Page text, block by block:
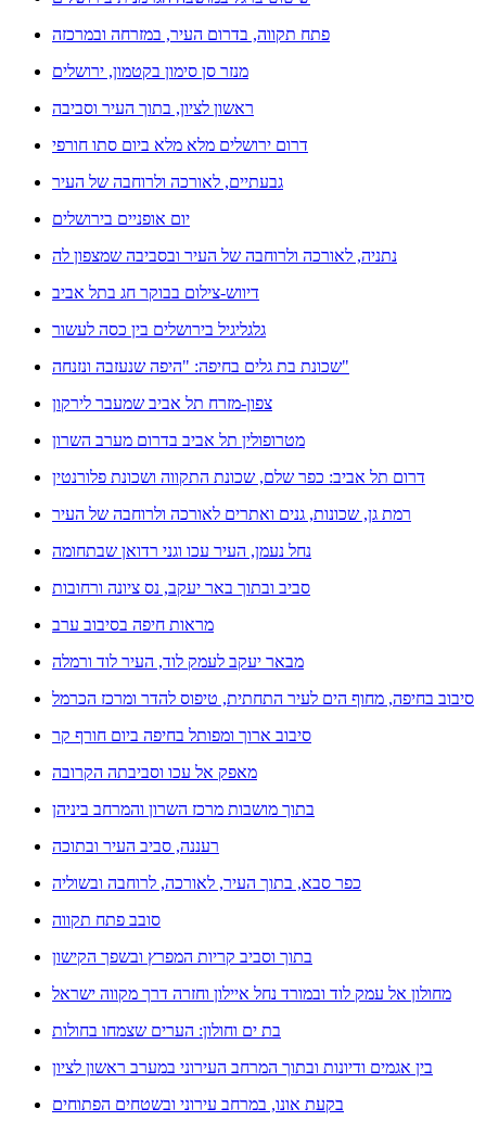
פתח תקווה, בדרום העיר, במזרחה ובמרכזה
מנזר סן סימון בקטמון, ירושלים
ראשון לציון, בתוך העיר וסביבה
דרום ירושלים מלא מלא ביום סתו חורפי
גבעתיים, לאורכה ולרוחבה של העיר
יום אופניים בירושלים
נתניה, לאורכה ולרוחבה של העיר ובסביבה שמצפון לה
דיווש-צילום בבוקר חג בתל אביב
גלגליגיל בירושלים בין כסה לעשור
שכונת בת גלים בחיפה: "היפה שנעזבה ונזנחה"
צפון-מזרח תל אביב שמעבר לירקון
מטרופולין תל אביב בדרום מערב השרון
דרום תל אביב: כפר שלם, שכונת התקווה ושכונת פלורנטין
רמת גן, שכונות, גנים ואתרים לאורכה ולרוחבה של העיר
נחל נעמן, העיר עכו וגני רדואן שבתחומה
סביב ובתוך באר יעקב, נס ציונה ורחובות
מראות חיפה בסיבוב ערב
מבאר יעקב לעמק לוד, העיר לוד ורמלה
סיבוב בחיפה, מחוף הים לעיר התחתית, טיפוס להדר ומרכז הכרמל
סיבוב ארוך ומפותל בחיפה ביום חורף קר
מאפק אל עכו וסביבתה הקרובה
בתוך מושבות מרכז השרון והמרחב ביניהן
רעננה, סביב העיר ובתוכה
כפר סבא, בתוך העיר, לאורכה, לרוחבה ובשוליה
סובב פתח תקווה
בתוך וסביב קריות המפרץ ובשפך הקישון
מחולון אל עמק לוד ובמורד נחל איילון וחזרה דרך מקווה ישראל
בת ים וחולון: הערים שצמחו בחולות
בין אגמים ודיונות ובתוך המרחב העירוני במערב ראשון לציון
בקעת אונו, במרחב עירוני ובשטחים הפתוחים